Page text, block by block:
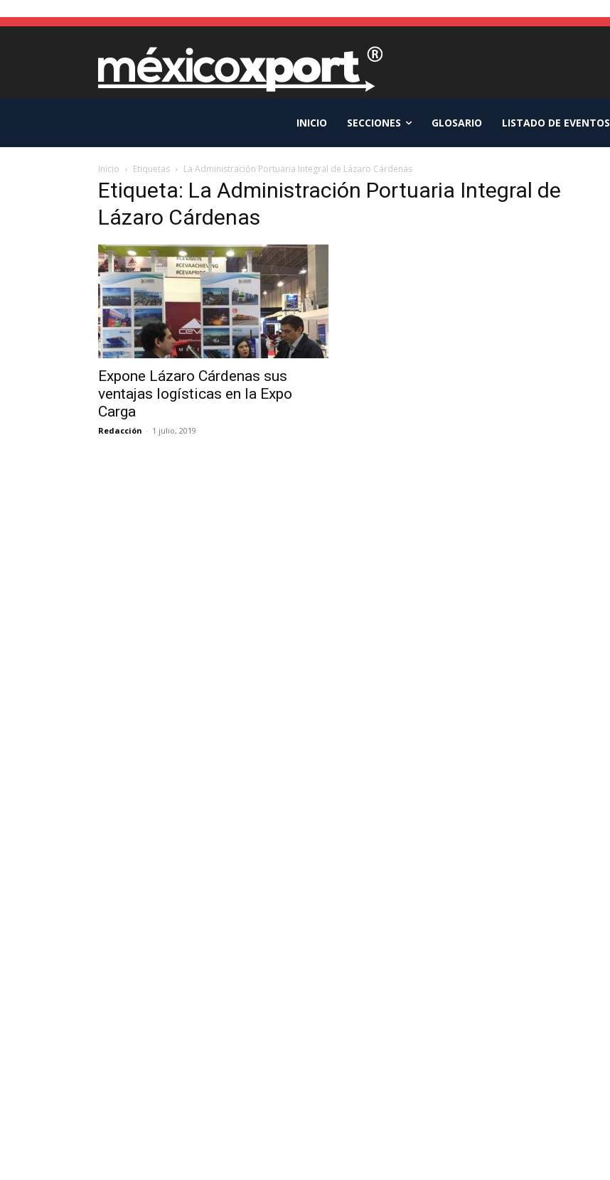
INICIO SECCIONES GLOSARIO LISTADO DE EVENTOS
Inicio Etiquetas La Administración Portuaria Integral de Lázaro Cárdenas
Etiqueta: La Administración Portuaria Integral de
Lázaro Cárdenas
Expone Lázaro Cárdenas sus
ventajas logísticas en la Expo
Carga
Redacción - 1 julio, 2019